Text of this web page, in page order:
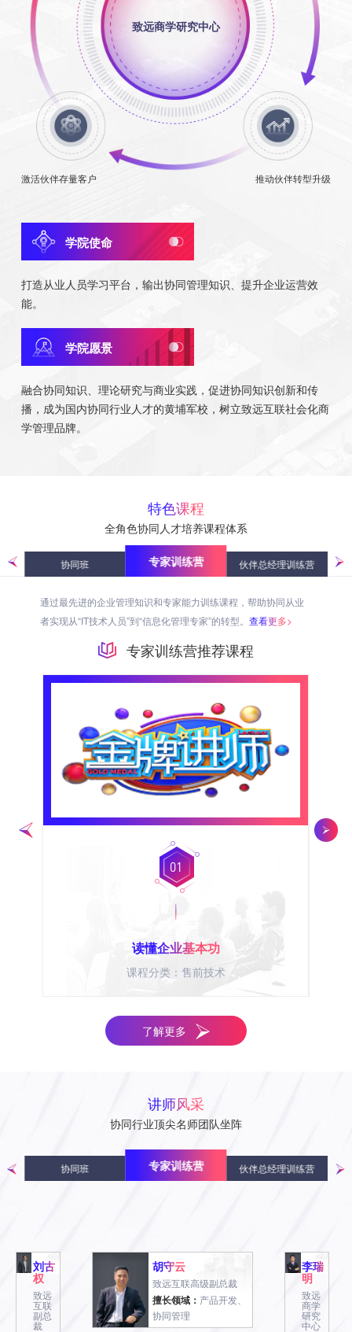
激活伙伴存量客户 推动伙伴转型升级
致远商学研究中心
学院使命
打造从业人员学习平台，输出协同管理知识、提升企业运营效
能。
学院愿景
融合协同知识、理论研究与商业实践，促进协同知识创新和传
播，成为国内协同行业人才的黄埔军校，树立致远互联社会化商
学管理品牌。
特色课程
全角色协同人才培养课程体系
营 协同班 专家训练营 伙伴总经理训练营
通过最先进的企业管理知识和专家能力训练课程，帮助协同从业
者实现从“IT技术人员”到“信息化管理专家”的转型。 查看更多>
专家训练营推荐课程
01
读懂企业基本功
课程分类：售前技术
了解更多
讲师风采
协同行业顶尖名师团队坐阵
营 协同班 专家训练营 伙伴总经理训练营
刘
古
刘古
权
致远
互联
副总
裁
胡守云
致远互联高级副总裁
擅长领域： 产品开发、
协同管理
李
瑞
李瑞
明
致远
商学
研究
中心